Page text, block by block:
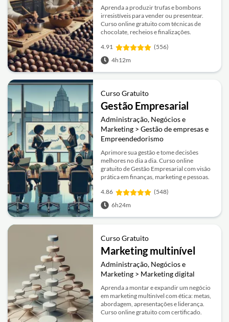
Aprenda a produzir trufas e bombons
irresistíveis para vender ou presentear.
Curso online gratuito com técnicas de
chocolate, recheios e finalizações.
4.91
(556)
4h12m
Curso Gratuito
Gestão Empresarial
Administração, Negócios e
Marketing > Gestão de empresas e
Empreendedorismo
Aprimore sua gestão e tome decisões
melhores no dia a dia. Curso online
gratuito de Gestão Empresarial com visão
prática em finanças, marketing e pessoas.
4.86
(548)
6h24m
Curso Gratuito
Marketing multinível
Administração, Negócios e
Marketing > Marketing digital
Aprenda a montar e expandir um negócio
em marketing multinível com ética: metas,
abordagem, apresentações e liderança.
Curso online gratuito com certificado.